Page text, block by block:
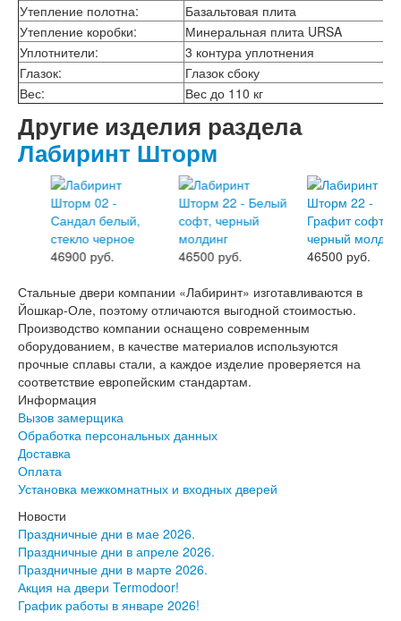
Утепление полотна:
Базальтовая плита
Утепление коробки:
Минеральная плита URSA
Уплотнители:
3 контура уплотнения
Глазок:
Глазок сбоку
Вес:
Вес до 110 кг
Другие изделия раздела
Лабиринт Шторм
46900 руб. 46500 руб. 46500 руб.
Стальные двери компании «Лабиринт» изготавливаются в
Йошкар-Оле, поэтому отличаются выгодной стоимостью.
Производство компании оснащено современным
оборудованием, в качестве материалов используются
прочные сплавы стали, а каждое изделие проверяется на
соответствие европейским стандартам.
Информация
Вызов замерщика
Обработка персональных данных
Доставка
Оплата
Установка межкомнатных и входных дверей
Новости
Праздничные дни в мае 2026.
Праздничные дни в апреле 2026.
Праздничные дни в марте 2026.
Акция на двери Termodoor!
График работы в январе 2026!